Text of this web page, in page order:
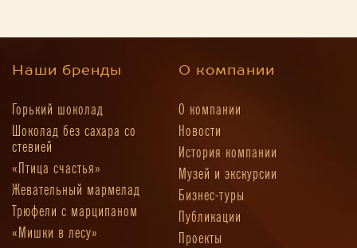
Наши бренды
Горький шоколад
Шоколад без сахара со
стевией
«Птица счастья»
Жевательный мармелад
Трюфели с марципаном
«Мишки в лесу»
О компании
О компании
Новости
История компании
Музей и экскурсии
Бизнес-туры
Публикации
Проекты